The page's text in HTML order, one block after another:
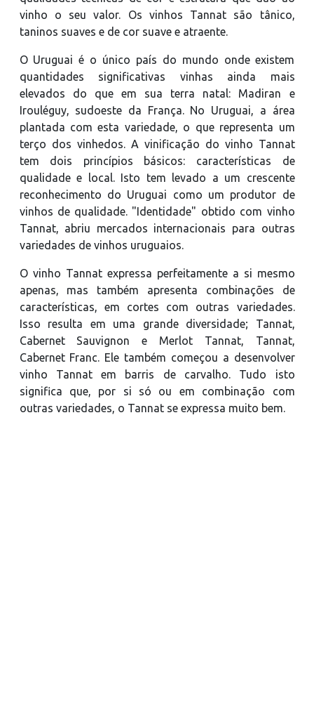
vinho o seu valor. Os vinhos Tannat são tânico,
taninos suaves e de cor suave e atraente.
O Uruguai é o único país do mundo onde existem
quantidades significativas vinhas ainda mais
elevados do que em sua terra natal: Madiran e
Irouléguy, sudoeste da França. No Uruguai, a área
plantada com esta variedade, o que representa um
terço dos vinhedos. A vinificação do vinho Tannat
tem dois princípios básicos: características de
qualidade e local. Isto tem levado a um crescente
reconhecimento do Uruguai como um produtor de
vinhos de qualidade. "Identidade" obtido com vinho
Tannat, abriu mercados internacionais para outras
variedades de vinhos uruguaios.
O vinho Tannat expressa perfeitamente a si mesmo
apenas, mas também apresenta combinações de
características, em cortes com outras variedades.
Isso resulta em uma grande diversidade; Tannat,
Cabernet Sauvignon e Merlot Tannat, Tannat,
Cabernet Franc. Ele também começou a desenvolver
vinho Tannat em barris de carvalho. Tudo isto
significa que, por si só ou em combinação com
outras variedades, o Tannat se expressa muito bem.